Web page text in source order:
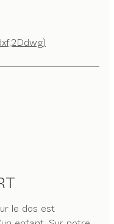
le dos est